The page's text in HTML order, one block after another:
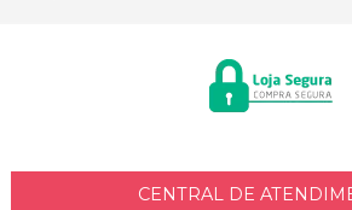
CENTRAL DE